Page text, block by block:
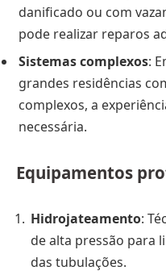
danificado ou com
pode realizar reparos
Sistemas complexos:
grandes residências
complexos, a
necessária.
Equipamentos
Hidrojateamento:
de alta pressão para
das tubulações.